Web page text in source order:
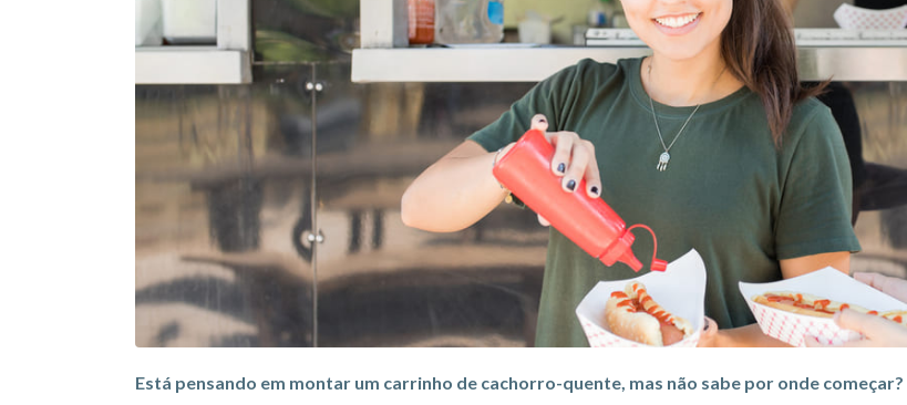
Está pensando em montar um carrinho de cachorro-quente, mas não sabe por onde começar?